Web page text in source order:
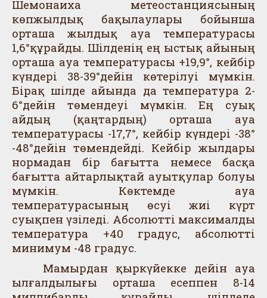
Шемонаиха метеостанциясының
көпжылдық бақылаулары бойынша
орташа жылдық ауа температурасы
1,6°құрайды. Шілденің ең ыстық айының
орташа ауа температурасы +19,9°, кейбір
күндері 38-39°дейін көтерілуі мүмкін.
Бірақ шілде айында да температура 2-
6°дейін төмендеуі мүмкін. Ең суық
айдың (қаңтардың) орташа ауа
температурасы -17,7°, кейбір күндері -38°
-48°дейін төмендейді. Кейбір жылдары
нормадан бір бағытта немесе басқа
бағытта айтарлықтай ауытқулар болуы
мүмкін. Көктемде ауа
температурасының өсуі жиі күрт
суықпен үзіледі. Абсолютті максималды
температура +40 градус, абсолютті
минимум -48 градус.
Мамырдан қыркүйекке дейін ауа
ылғалдылығы орташа есеппен 8-14